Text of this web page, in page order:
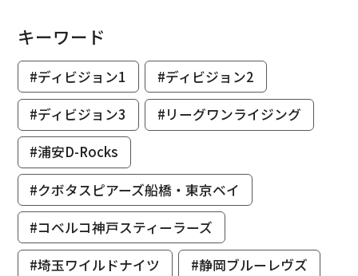
キーワード
#ディビジョン1
#ディビジョン2
#ディビジョン3
#リーグワンライジング
#浦安D-Rocks
#クボタスピアーズ船橋・東京ベイ
#コベルコ神戸スティーラーズ
#埼玉ワイルドナイツ
#静岡ブルーレヴズ